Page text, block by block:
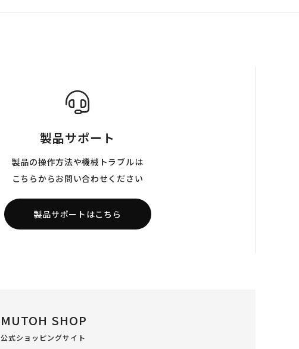
製品サポート
製品の操作方法や機械トラブルは
こちらからお問い合わせください
製品サポートはこちら
MUTOH SHOP
公式ショッピングサイト